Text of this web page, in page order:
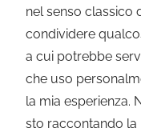
nel senso classico
condividere
a cui potrebbe
che uso
la mia esperienza.
sto raccontando la